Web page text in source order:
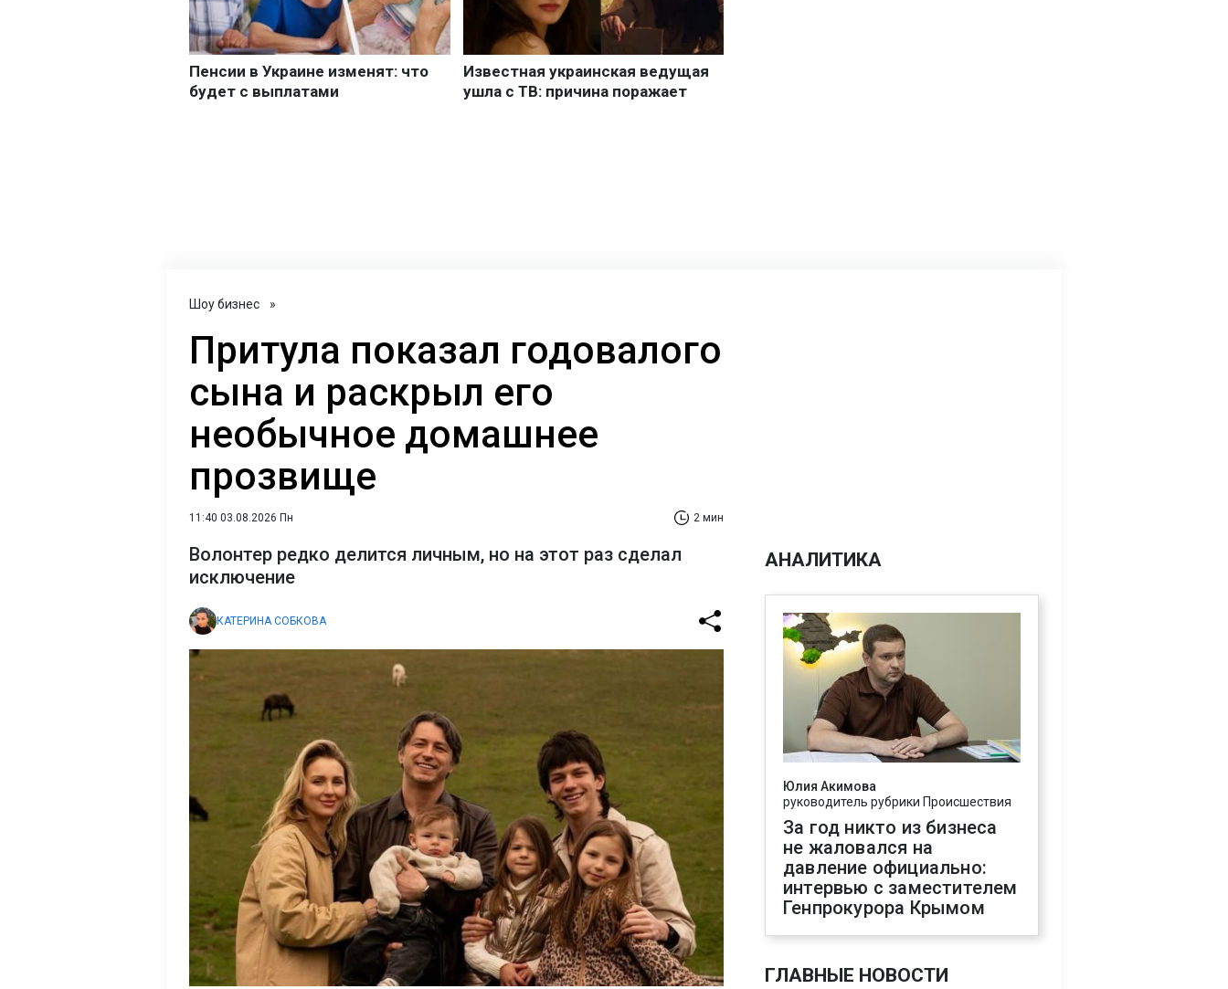
Шоу бизнес »
Притула показал годовалого
сына и раскрыл его
необычное домашнее
прозвище
11:40 03.08.2026 Пн 2 мин
Волонтер редко делится личным, но на этот раз сделал
исключение
КАТЕРИНА СОБКОВА
АНАЛИТИКА
Юлия Акимова
руководитель рубрики Происшествия
За год никто из бизнеса
не жаловался на
давление официально:
интервью с заместителем
Генпрокурора Крымом
ГЛАВНЫЕ НОВОСТИ